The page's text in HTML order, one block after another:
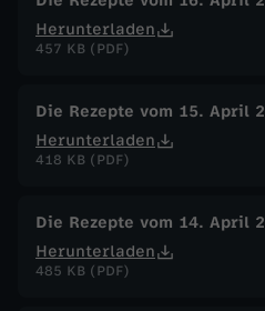
Herunterladen
457 KB (PDF)
Die Rezepte vom 15. April
Herunterladen
418 KB (PDF)
Die Rezepte vom 14. April
Herunterladen
485 KB (PDF)